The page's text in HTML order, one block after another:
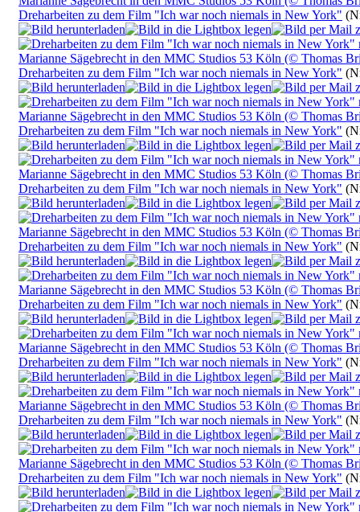
Dreharbeiten zu dem Film "Ich war noch niemals in New York"
Dreharbeiten zu dem Film "Ich war noch niemals in New York"
Dreharbeiten zu dem Film "Ich war noch niemals in New York"
Dreharbeiten zu dem Film "Ich war noch niemals in New York"
Dreharbeiten zu dem Film "Ich war noch niemals in New York"
Dreharbeiten zu dem Film "Ich war noch niemals in New York"
Dreharbeiten zu dem Film "Ich war noch niemals in New York"
Dreharbeiten zu dem Film "Ich war noch niemals in New York"
Dreharbeiten zu dem Film "Ich war noch niemals in New York"